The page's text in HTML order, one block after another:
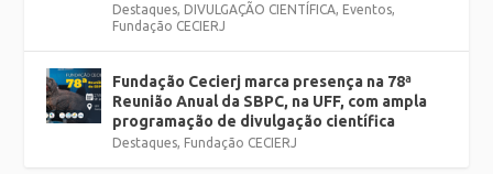
Destaques, DIVULGAÇÃO CIENTÍFICA, Eventos,
Fundação CECIERJ
Fundação Cecierj marca presença na 78ª
Reunião Anual da SBPC, na UFF, com ampla
programação de divulgação científica
Destaques, Fundação CECIERJ